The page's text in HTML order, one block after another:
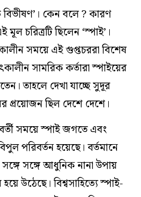
বিভীষণ’। কেন বলে ? কারণ
চরিত্রটি ছিলেন ‘স্পাই’।
সময়ে এই গুপ্তচররা বিশেষ
সামরিক কর্তারা স্পাইয়ের
তাহলে দেখা যাচ্ছে সুদূর
প্রয়োজন ছিল দেশে দেশে।
সময়ে স্পাই জগতে এবং
পরিবর্তন হয়েছে। বর্তমানে
সঙ্গে সঙ্গে আধুনিক নানা উপায়
উঠেছে। বিশ্বসাহিত্যে স্পাই-